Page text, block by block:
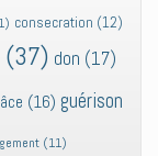
consecration (12)
(37) don (17)
(16) guérison
(11)